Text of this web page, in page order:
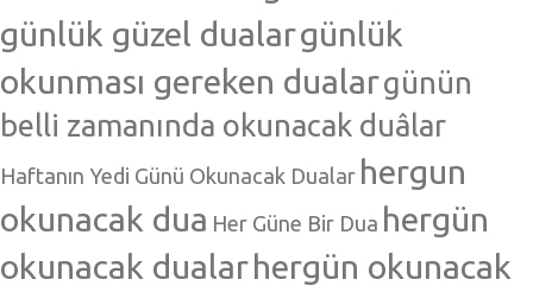
günlük güzel dualargünlük
okunması gereken dualargünün
belli zamanında okunacak duâlar
Haftanın Yedi Günü Okunacak Dualar hergun
okunacak dua Her Güne Bir Dua hergün
okunacak dualarhergün okunacak